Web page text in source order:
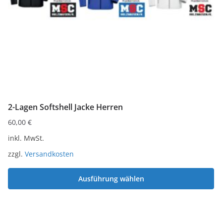
2-Lagen Softshell Jacke Herren
60,00 €
inkl. MwSt.
zzgl. Versandkosten
Ausführung wählen